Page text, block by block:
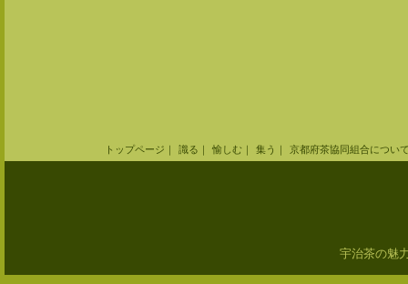
トップページ 識る 愉しむ 集う 京都府茶協同組合につい
宇治茶の魅